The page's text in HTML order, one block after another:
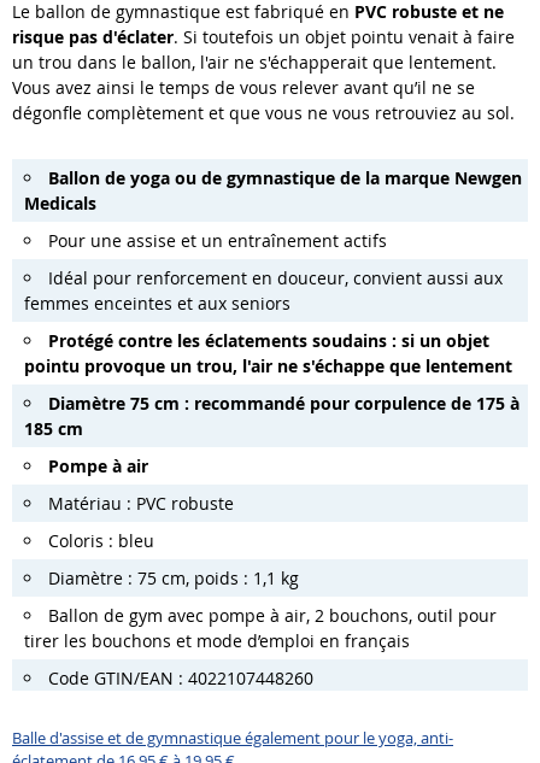
Le ballon de gymnastique est fabriqué en PVC robuste et ne
risque pas d'éclater. Si toutefois un objet pointu venait à faire
un trou dans le ballon, l'air ne s'échapperait que lentement.
Vous avez ainsi le temps de vous relever avant qu’il ne se
dégonfle complètement et que vous ne vous retrouviez au sol.
Ballon de yoga ou de gymnastique de la marque Newgen
Medicals
Pour une assise et un entraînement actifs
Idéal pour renforcement en douceur, convient aussi aux
femmes enceintes et aux seniors
Protégé contre les éclatements soudains : si un objet
pointu provoque un trou, l'air ne s'échappe que lentement
Diamètre 75 cm : recommandé pour corpulence de 175 à
185 cm
Pompe à air
Matériau : PVC robuste
Coloris : bleu
Diamètre : 75 cm, poids : 1,1 kg
Ballon de gym avec pompe à air, 2 bouchons, outil pour
tirer les bouchons et mode d’emploi en français
Code GTIN/EAN : 4022107448260
Balle d'assise et de gymnastique également pour le yoga, anti-